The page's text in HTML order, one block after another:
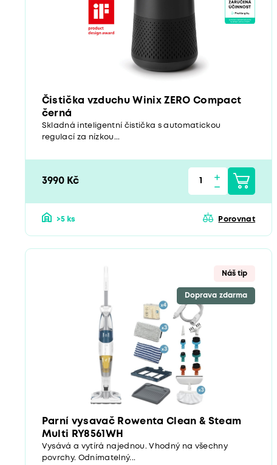
Čistička vzduchu Winix ZERO Compact
černá
Skladná inteligentní čistička s automatickou
regulací za nízkou...
3990 Kč
>5 ks Porovnat
Náš tip
Doprava zdarma
Parní vysavač Rowenta Clean & Steam
Multi RY8561WH
Vysává a vytírá najednou. Vhodný na všechny
povrchy. Odnímatelný...